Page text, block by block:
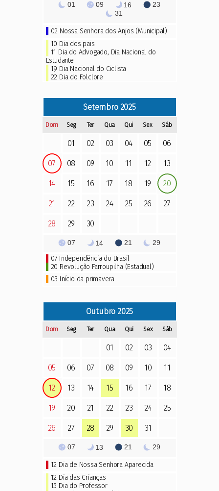
01 09 16
23
31
02 Nossa Senhora dos Anjos (Municipal)
10 Dia dos pais
11 Dia do Advogado, Dia Nacional do
Estudante
19 Dia Nacional do Ciclista
22 Dia do Folclore
Setembro2025
Dom Seg Ter Qua Qui Sex Sáb
01 02 03 04 05 06
07 08 09 10 11 12 13
14 15 16 17 18 19 20
21 22 23 24 25 26 27
28 29 30
07 14 21 29
07 Independência do Brasil
20 Revolução Farroupilha (Estadual)
03 Início da primavera
Outubro 2025
Dom Seg Ter Qua Qui Sex Sáb
01 02 03 04
05 06 07 08 09 10 11
12 13 14 15 16 17 18
19 20 21 22 23 24 25
26 27 28 29 30 31
07 13 21 29
12 Dia de Nossa Senhora Aparecida
12 Dia das Crianças
15 Dia do Professor